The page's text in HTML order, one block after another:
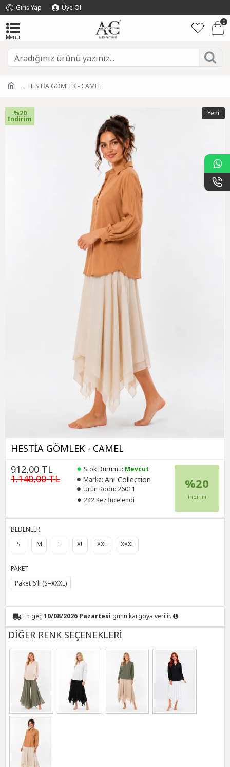
Giriş Yap Üye Ol
0
HESTİA GÖMLEK - CAMEL
Yeni
%20
İndirim
HESTİA GÖMLEK - CAMEL
912,00 TL
1.140,00 TL
Stok Durumu: Mevcut
Marka: Anı-Collection
Ürün Kodu: 26011
242 Kez İncelendi
%20
indirim
BEDENLER
S
M L XL XXL XXXL
PAKET
Paket 6'lı (S–XXXL)
En geç10/08/2026 Pazartesi günü kargoya verilir.
DİĞER RENK SEÇENEKLERİ